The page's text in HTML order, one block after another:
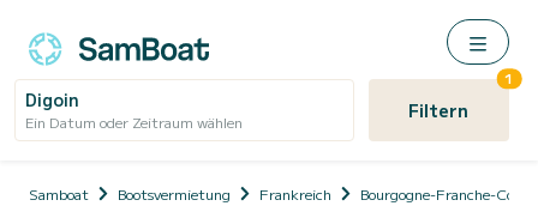
Digoin
Ein Datum oder Zeitraum wählen Filtern
1
Samboat Bootsvermietung Frankreich Bourgogne-Franche-